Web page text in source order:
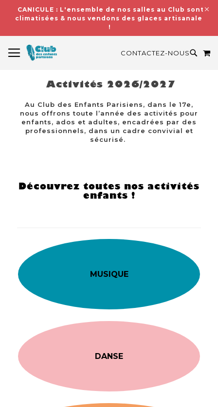
CANICULE : L'ensemble de nos salles au Club sont
climatisées & nous vendons des glaces artisanales
!
CONTACTEZ-NOUS
Activités 2026/2027
Au Club des Enfants Parisiens, dans le 17e,
nous offrons toute l’année des activités pour
enfants, ados et adultes, encadrées par des
professionnels, dans un cadre convivial et
sécurisé.
Découvrez toutes nos activités
enfants !
MUSIQUE
DANSE